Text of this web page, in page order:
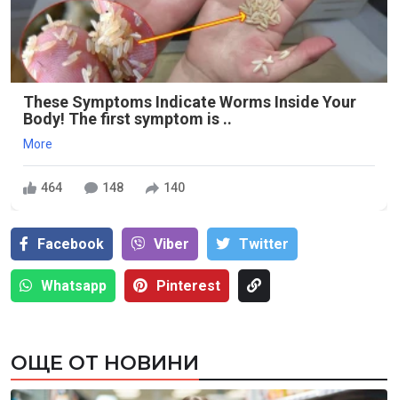
These Symptoms Indicate Worms Inside Your
Body! The first symptom is ..
More
464 148 140
Facebook Viber Тwitter
Whatsapp Pinterest
ОЩЕ ОТ НОВИНИ